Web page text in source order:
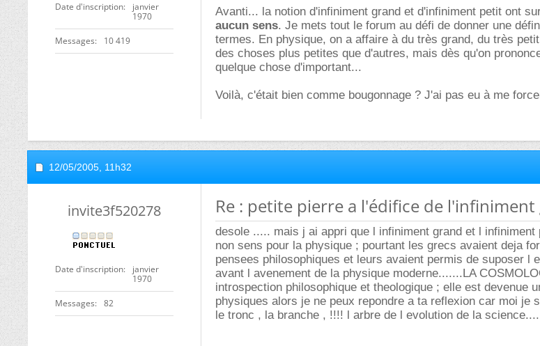
Date d'inscription
janvier
1970
Messages 10 419
Avanti... la notion d'infiniment grand et d'infiniment petit ont
aucun sens. Je mets tout le forum au défi de donner une
termes. En physique, on a affaire à du très grand, du très
des choses plus petites que d'autres, mais dès qu'on
quelque chose d'important...
Voilà, c'était bien comme bougonnage ? J'ai pas eu à me
12/05/2005, 11h32
invite3f520278
Date d'inscription
janvier
1970
Messages 82
Re : petite pierre a l'édifice de l'infiniment
desole ..... mais j ai appri que l infiniment grand et l infiniment
non sens pour la physique ; pourtant les grecs avaient deja
pensees philosophiques et leurs avaient permis de suposer l
avant l avenement de la physique moderne.......LA
introspection philosophique et theologique ; elle est devenue
physiques alors je ne peux repondre a ta reflexion car moi je
le tronc , la branche , !!!! l arbre de l evolution de la